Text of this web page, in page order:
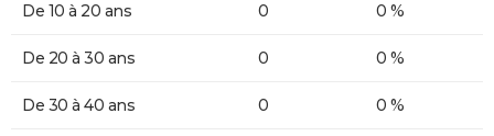
De 10 à 20 ans 0 0 %
De 20 à 30 ans 0 0 %
De 30 à 40 ans 0 0 %